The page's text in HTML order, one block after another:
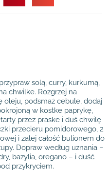
solą, curry, kurkumą,
chwilke. Rozgrzej na
podsmaż cebule, dodaj
w kostke paprykę,
przez praske i duś chwilę
przecieru pomidorowego, 2
i zalej całość bulionem do
Dopraw według uznania –
bazylia, oregano – i duść
przykryciem.